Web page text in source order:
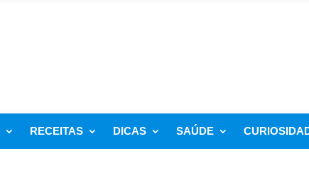
RECEITAS DICAS SAÚDE